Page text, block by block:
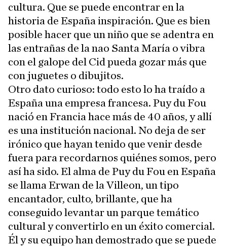
cultura. Que se puede encontrar en la
historia de España inspiración. Que es bien
posible hacer que un niño que se adentra en
las entrañas de la nao Santa María o vibra
con el galope del Cid pueda gozar más que
con juguetes o dibujitos.
Otro dato curioso: todo esto lo ha traído a
España una empresa francesa. Puy du Fou
nació en Francia hace más de 40 años, y allí
es una institución nacional. No deja de ser
irónico que hayan tenido que venir desde
fuera para recordarnos quiénes somos, pero
así ha sido. El alma de Puy du Fou en España
se llama Erwan de la Villeon, un tipo
encantador, culto, brillante, que ha
conseguido levantar un parque temático
cultural y convertirlo en un éxito comercial.
Él y su equipo han demostrado que se puede